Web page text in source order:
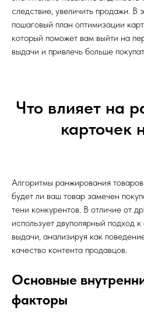
следствие, увеличить продажи. В
пошаговый план оптимизации
который поможет вам выйти на
выдачи и привлечь больше
Что влияет на
карточек
Алгоритмы ранжирования
будет ли ваш товар замечен
тени конкурентов. В отличие от
использует двуполярный подход
выдачи, анализируя как
качество контента продавцов.
Основные
факторы